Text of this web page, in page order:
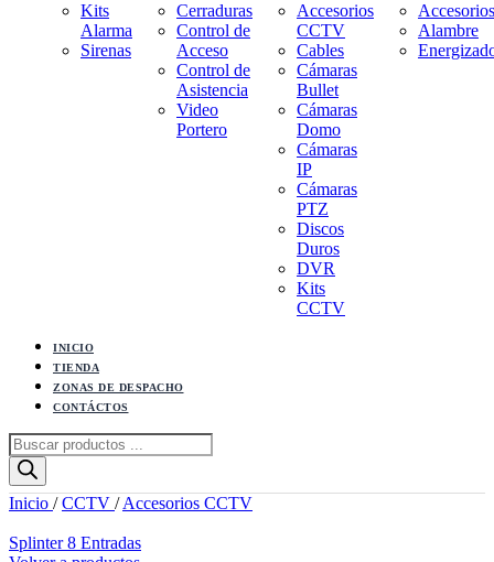
Kits
Alarma
Sirenas
Cerraduras
Control de
Acceso
Control de
Asistencia
Video
Portero
Accesorios
CCTV
Cables
Cámaras
Bullet
Cámaras
Domo
Cámaras
IP
Cámaras
PTZ
Discos
Duros
DVR
Kits
CCTV
Accesorios
Alambre
INICIO
TIENDA
ZONAS DE DESPACHO
CONTÁCTOS
Búsqueda
de
productos
Inicio / CCTV / Accesorios CCTV
Splinter 8 Entradas